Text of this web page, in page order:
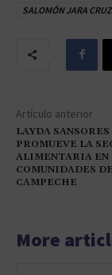
SALOMÓN JARA CRUZ
Artículo anterior
LAYDA SANSORES
PROMUEVE LA
ALIMENTARIA EN
COMUNIDADES DE
CAMPECHE
More